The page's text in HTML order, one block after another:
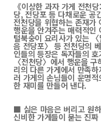
《이상한 과자 가게 전천
당, 전당포 등 다채로운 공
전천당을 위협하는 존재가
행운을 안겨주는 매력적인
털북숭이 요리사가 있는
음 전당포〉 등 전천당의
인들의 등장은 독자들의
〈전천당〉에서 행운을
리의 다른 가게에서 만족
러 가게의 손님들이 운명
한 재미를 만들어 낸다.
■ 싫은 마음은 버리고 원
신비한 가게들이 묻는 진짜